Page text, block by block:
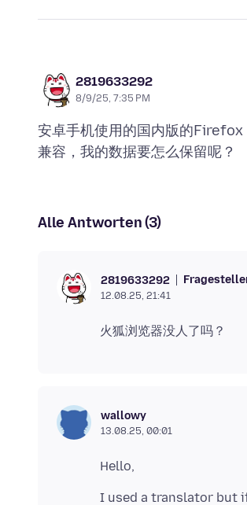
2819633292
8/9/25, 7:35 PM
安卓手机使用的国内版的Firefox
Alle Antworten (3)
2819633292
12.08.25, 21:41
wallowy
13.08.25, 00:01
I used a translator but